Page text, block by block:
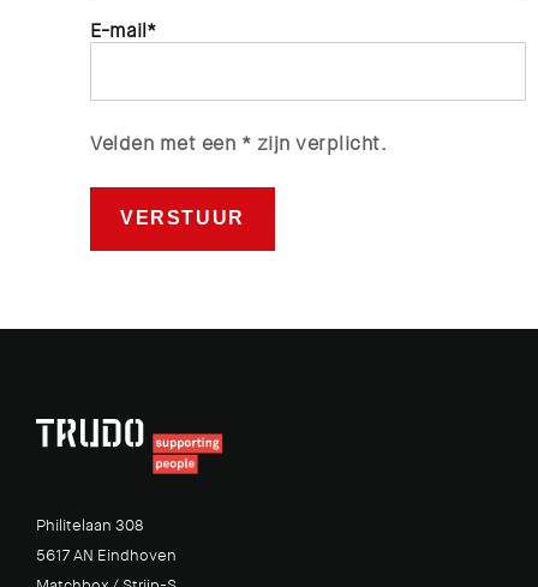
E-mail*
Velden met een * zijn verplicht.
Philitelaan 308
5617 AN Eindhoven